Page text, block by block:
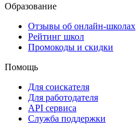
Образование
Отзывы об онлайн-школах
Рейтинг школ
Промокоды и скидки
Помощь
Для соискателя
Для работодателя
API сервиса
Служба поддержки